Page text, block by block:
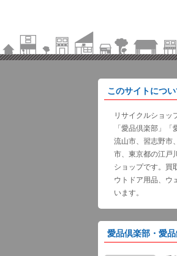
このサイトについ
リサイクルショッ
「愛品倶楽部」
流山市、習志野市
市、東京都の江戸
ショップです。買
ウトドア用品、ウ
います。
愛品倶楽部・愛